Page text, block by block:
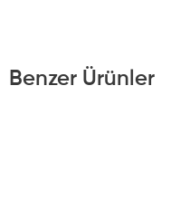
Benzer Ürünler